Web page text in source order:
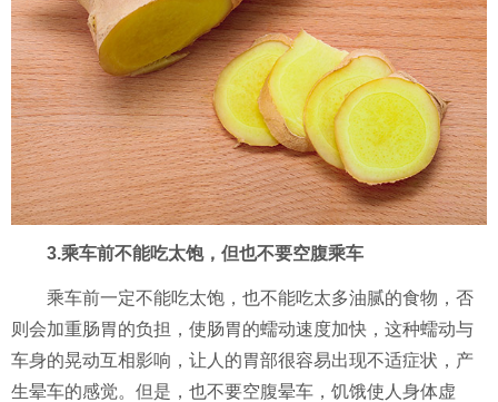
3.乘车前不能吃太饱，但也不要空腹乘车
乘车前一定不能吃太饱，也不能吃太多油腻的食物，否
则会加重肠胃的负担，使肠胃的蠕动速度加快，这种蠕动与
车身的晃动互相影响，让人的胃部很容易出现不适症状，产
生晕车的感觉。但是，也不要空腹晕车，饥饿使人身体虚